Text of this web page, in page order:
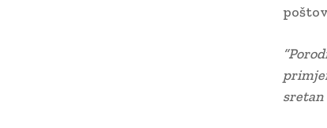
sretan